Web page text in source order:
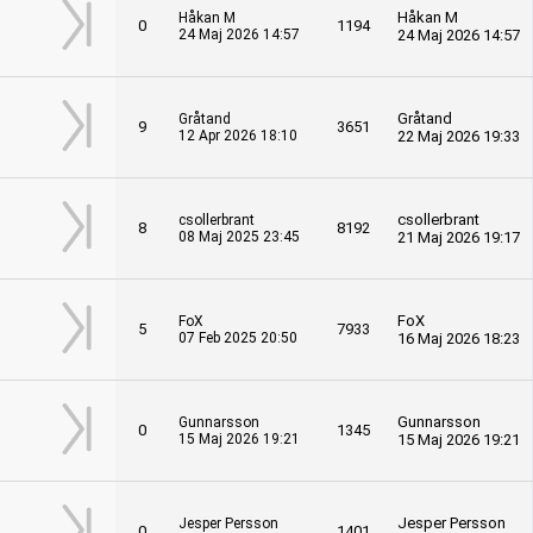
0
Håkan M
24 Maj 2026 14:57
1194
Håkan M
24 Maj 2026 14:57
9
Gråtand
12 Apr 2026 18:10
3651
Gråtand
22 Maj 2026 19:33
8
csollerbrant
08 Maj 2025 23:45
8192
csollerbrant
21 Maj 2026 19:17
5
FoX
07 Feb 2025 20:50
7933
FoX
16 Maj 2026 18:23
0
Gunnarsson
15 Maj 2026 19:21
1345
Gunnarsson
15 Maj 2026 19:21
Jesper Persson
Jesper Persson